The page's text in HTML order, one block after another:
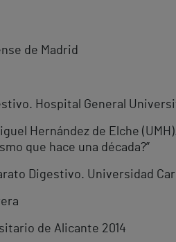
de Madrid
Hospital General
Hernández de Elche
que hace una década?”
Digestivo. Universidad
de Alicante 2014